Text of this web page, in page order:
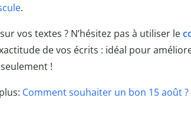
.
vos textes ? N’hésitez pas à utiliser le
de vos écrits : idéal pour
!
Comment souhaiter un bon 15 août ?